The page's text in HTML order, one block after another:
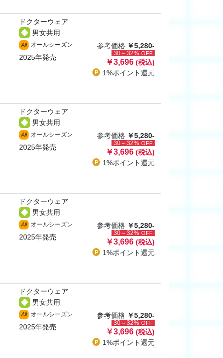
ドクターウェア
男女共用
All オールシーズン
2025年発売
参考価格 ￥5,280-
30～32% OFF
￥3,696 (税込)
1%ポイント還元
ドクターウェア
男女共用
All オールシーズン
2025年発売
参考価格 ￥5,280-
30～32% OFF
￥3,696 (税込)
1%ポイント還元
ドクターウェア
男女共用
All オールシーズン
2025年発売
参考価格 ￥5,280-
30～32% OFF
￥3,696 (税込)
1%ポイント還元
ドクターウェア
男女共用
All オールシーズン
2025年発売
参考価格 ￥5,280-
30～32% OFF
￥3,696 (税込)
1%ポイント還元